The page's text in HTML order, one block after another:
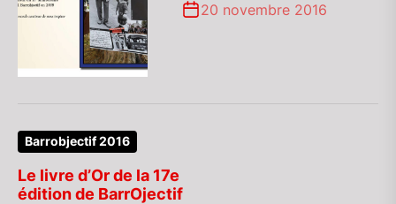
20 novembre 2016
Barrobjectif 2016
Le livre d’Or de la 17e
édition de BarrOjectif